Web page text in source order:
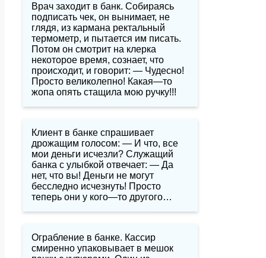
Врач заходит в банк. Собираясь
подписать чек, он вынимает, не
глядя, из кармана ректальный
термометр, и пытается им писать.
Потом он смотрит на клерка
некоторое время, сознает, что
происходит, и говорит: — Чудесно!
Просто великолепно! Какая—то
жопа опять стащила мою ручку!!!
Клиент в банке спрашивает
дрожащим голосом: — И что, все
мои деньги исчезли? Служащий
банка с улыбкой отвечает: — Да
нет, что вы! Деньги не могут
бесследно исчезнуть! Просто
теперь они у кого—то другого…
Ограбление в банке. Кассир
смиренно упаковывает в мешок